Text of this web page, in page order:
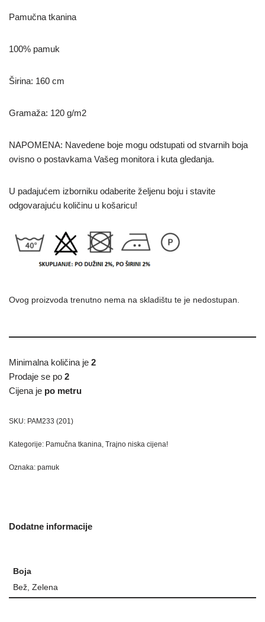
Pamučna tkanina
100% pamuk
Širina: 160 cm
Gramaža: 120 g/m2
NAPOMENA: Navedene boje mogu odstupati od stvarnih boja
ovisno o postavkama Vašeg monitora i kuta gledanja.
U padajućem izborniku odaberite željenu boju i stavite
odgovarajuću količinu u košaricu!
Ovog proizvoda trenutno nema na skladištu te je nedostupan.
Minimalna količina je 2
Prodaje se po 2
Cijena je po metru
SKU: PAM233 (201)
Kategorije: Pamučna tkanina, Trajno niska cijena!
Oznaka: pamuk
Dodatne informacije
Boja
Bež, Zelena